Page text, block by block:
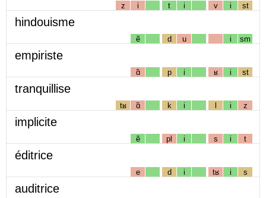
z i t i v i st
hindouisme
ẽ d u i sm
empiriste
ɑ̃ p i ʁ i st
tranquillise
tʁ ɑ̃ k i l i z
implicite
ẽ pl i s i t
éditrice
e d i tʁ i s
auditrice